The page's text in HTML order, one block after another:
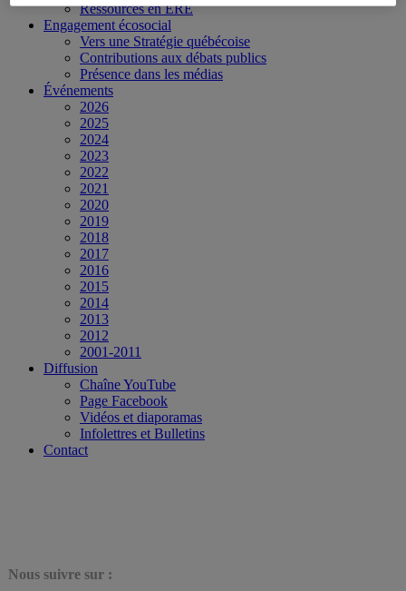
Ressources en ERE
Engagement écosocial
Vers une Stratégie québécoise
Contributions aux débats publics
Présence dans les médias
Événements
2026
2025
2024
2023
2022
2021
2020
2019
2018
2017
2016
2015
2014
2013
2012
2001-2011
Diffusion
Chaîne YouTube
Page Facebook
Vidéos et diaporamas
Infolettres et Bulletins
Contact
Nous suivre sur :